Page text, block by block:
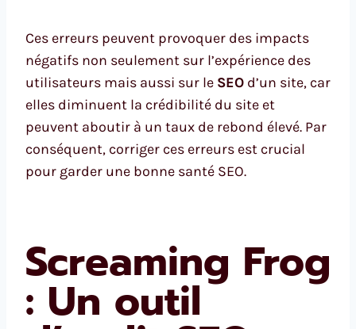
Ces erreurs peuvent provoquer des impacts
négatifs non seulement sur l’expérience des
utilisateurs mais aussi sur le SEO d’un site, car
elles diminuent la crédibilité du site et
peuvent aboutir à un taux de rebond élevé. Par
conséquent, corriger ces erreurs est crucial
pour garder une bonne santé SEO.
Screaming Frog
: Un outil